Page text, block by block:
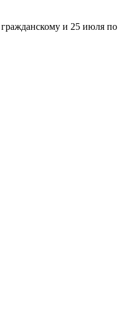
гражданскому и 25 июля по